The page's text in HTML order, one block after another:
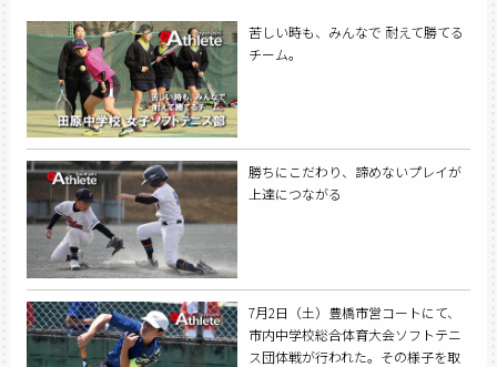
苦しい時も、みんなで 耐えて勝てる
チーム。
勝ちにこだわり、諦めないプレイが
上達につながる
7月2日（土）豊橋市営コートにて、
市内中学校総合体育大会ソフトテニ
ス団体戦が行われた。その様子を取